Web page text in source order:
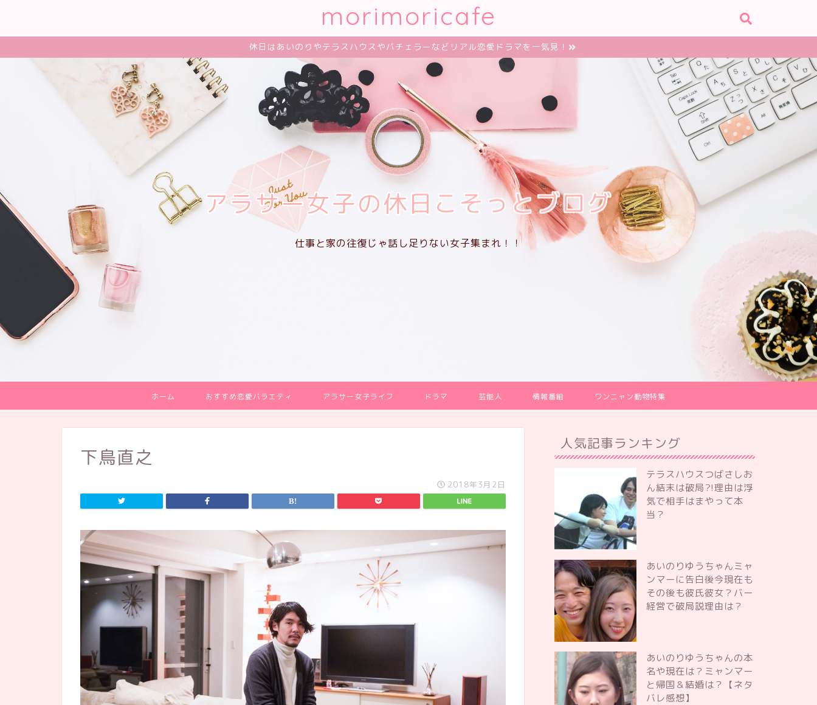
morimoricafe
休日はあいのりやテラスハウスやバチェラーなどリアル恋愛ドラマを一気見！
アラサー女子の休日こそっとブログ
仕事と家の往復じゃ話し足りない女子集まれ！！
ホーム おすすめ恋愛バラエティ アラサー女子ライフ ドラマ 芸能人 情報番組 ワンニャン動物特集
下鳥直之
2018年3月2日
人気記事ランキング
テラスハウスつばさしお
ん結末は破局?!理由は浮
気で相手はまやって本
当？
あいのりゆうちゃんミャ
ンマーに告白後今現在も
その後も彼氏彼女？バー
経営で破局説理由は？
あいのりゆうちゃんの本
名や現在は？ミャンマー
と帰国＆結婚は？【ネタ
バレ感想】